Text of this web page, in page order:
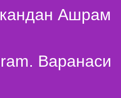
Ашрам
Варанаси